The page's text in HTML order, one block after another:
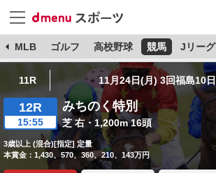
MLB ゴルフ 高校野球 競馬 Jリーグ
11R 11月24日(月) 3回福島10日
12R
15:55
みちのく特別
芝 右・1,200m 16頭
3歳以上 (混合)[指定] 定量
本賞金：1,430、570、360、210、143万円